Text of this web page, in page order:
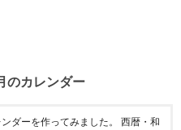
のカレンダー
ダーを作ってみました。 西暦・和